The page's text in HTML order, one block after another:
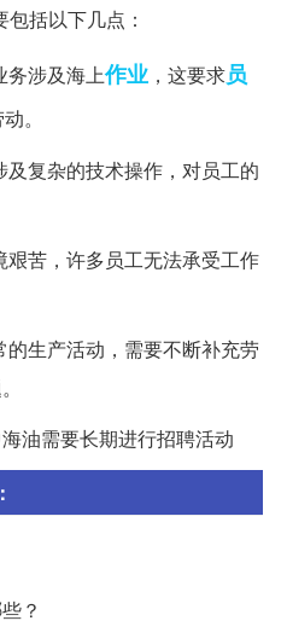
括以下几点：
务涉及海上作业 ，这要求员
。
复杂的技术操作，对员工的
苦，许多员工无法承受工作
生产活动，需要不断补充劳
油需要长期进行招聘活动
？